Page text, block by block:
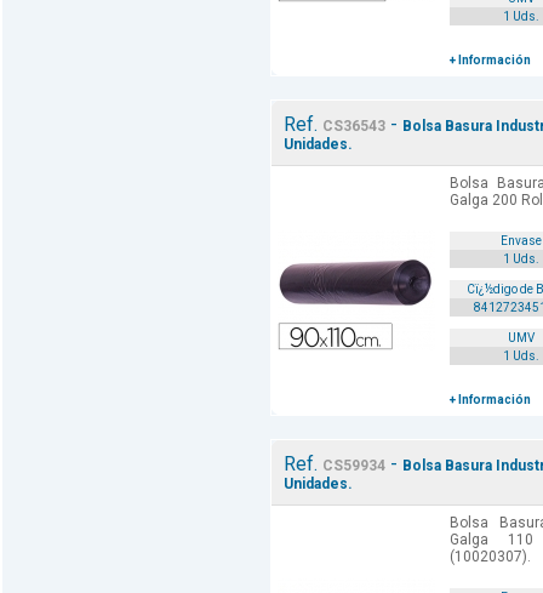
1 Uds.
+ Información
Ref. CS36543- Bolsa Basura
Unidades.
Bolsa
Galga 200
Envase
1 Uds.
Cï¿½digo de
UMV
1 Uds.
+ Información
Ref. CS59934- Bolsa Basura
Unidades.
Bolsa
Galga
(10020307).